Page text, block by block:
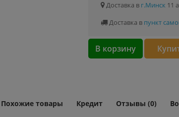
Доставка в г.Минск 11
Доставка в пункт
В корзину
Похожие товары Кредит Отзывы (0)